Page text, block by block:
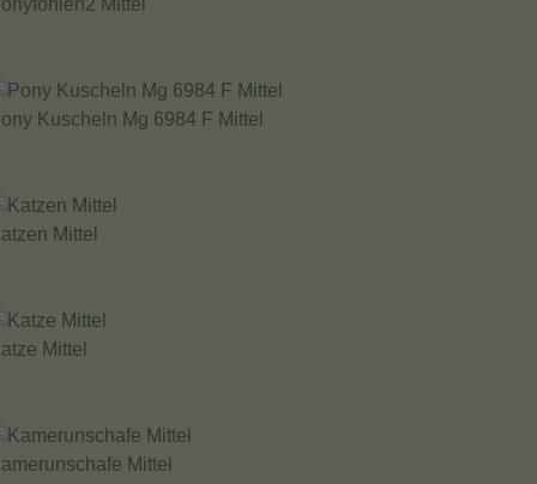
Mittel
Kuscheln Mg 6984 F Mittel
Mittel
Mittel
Mittel